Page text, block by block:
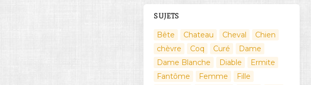
SUJETS
Bête Chateau Cheval
Chien
chèvre
Coq Curé
Dame
Dame Blanche
Diable
Ermite
Fantôme
Femme
Fille